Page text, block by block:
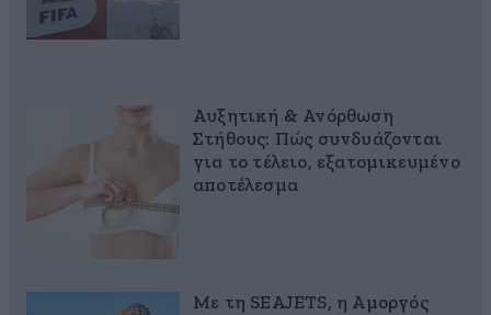
Αυξητική & Ανόρθωση
Στήθους: Πώς συνδυάζονται
για το τέλειο, εξατομικευμένο
αποτέλεσμα
Με τη SEAJETS, η Αμοργός